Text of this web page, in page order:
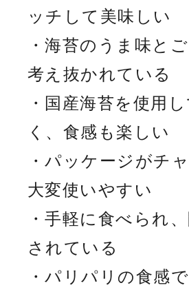
ッチして美味しい
・海苔のうま味と
考え抜かれている
・国産海苔を使用
く、食感も楽しい
・パッケージがチ
大変使いやすい
・手軽に食べられ
されている
・パリパリの食感